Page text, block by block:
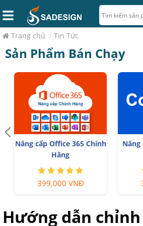
Trang chủ / Tin Tức
Sản Phẩm Bán Chạy
Nâng cấp Office 365 Chính
Hãng
399,000 VNĐ
Nâng
Hướng dẫn